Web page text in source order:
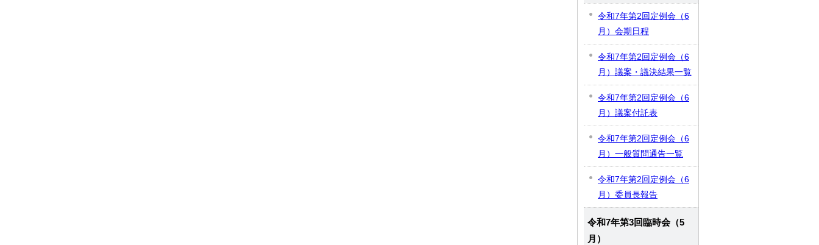
令和7年第2回定例会（6
月）会期日程
令和7年第2回定例会（6
月）議案・議決結果一覧
令和7年第2回定例会（6
月）議案付託表
令和7年第2回定例会（6
月）一般質問通告一覧
令和7年第2回定例会（6
月）委員長報告
令和7年第3回臨時会（5
月）